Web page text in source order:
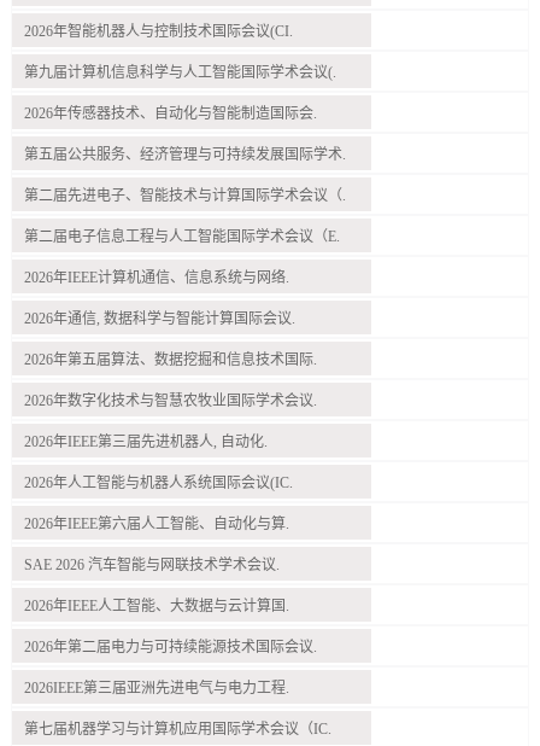
2026年智能机器人与控制技术国际会议(CI.
第九届计算机信息科学与人工智能国际学术会议(.
2026年传感器技术、自动化与智能制造国际会.
第五届公共服务、经济管理与可持续发展国际学术.
第二届先进电子、智能技术与计算国际学术会议（.
第二届电子信息工程与人工智能国际学术会议（E.
2026年IEEE计算机通信、信息系统与网络.
2026年通信, 数据科学与智能计算国际会议.
2026年第五届算法、数据挖掘和信息技术国际.
2026年数字化技术与智慧农牧业国际学术会议.
2026年IEEE第三届先进机器人, 自动化.
2026年人工智能与机器人系统国际会议(IC.
2026年IEEE第六届人工智能、自动化与算.
SAE 2026 汽车智能与网联技术学术会议.
2026年IEEE人工智能、大数据与云计算国.
2026年第二届电力与可持续能源技术国际会议.
2026IEEE第三届亚洲先进电气与电力工程.
第七届机器学习与计算机应用国际学术会议（IC.